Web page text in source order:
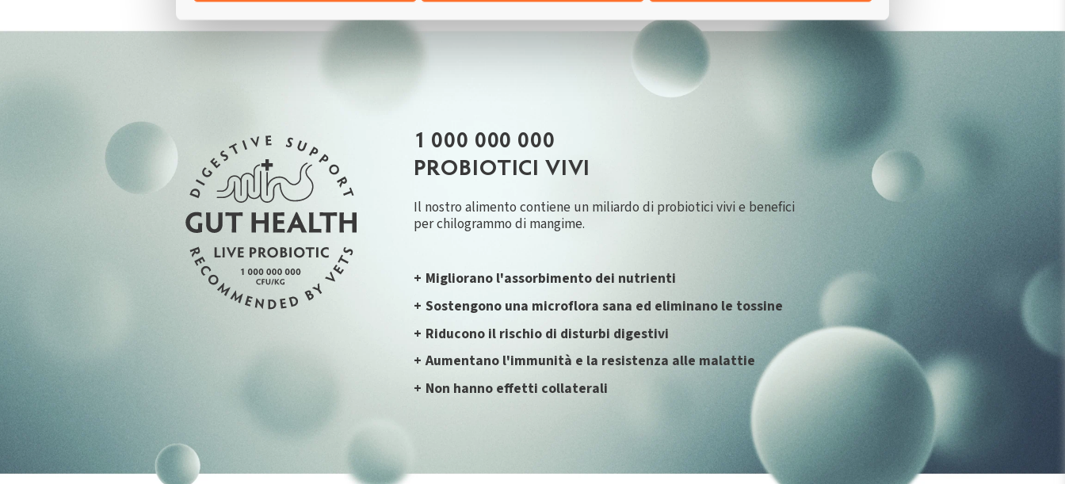
1 000 000 000
PROBIOTICI VIVI
Il nostro alimento contiene un miliardo di probiotici vivi e benefici
per chilogrammo di mangime.
+ Migliorano l'assorbimento dei nutrienti
+ Sostengono una microflora sana ed eliminano le tossine
+ Riducono il rischio di disturbi digestivi
+ Aumentano l'immunità e la resistenza alle malattie
+ Non hanno effetti collaterali